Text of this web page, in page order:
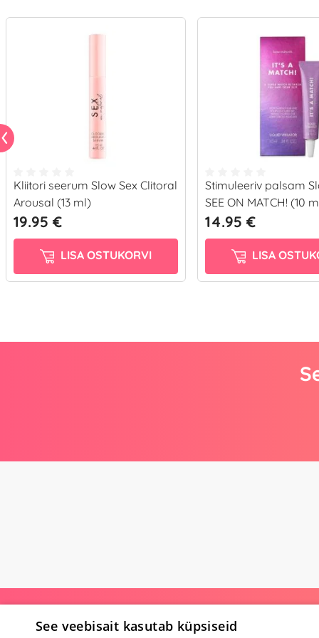
Kliitori seerum Slow Sex Clitoral
Arousal (13 ml)
19.95 €
LISA OSTUKORVI
Stimuleeriv palsam
SEE ON MATCH! (10
14.95 €
LISA
See veebisait kasutab küpsiseid